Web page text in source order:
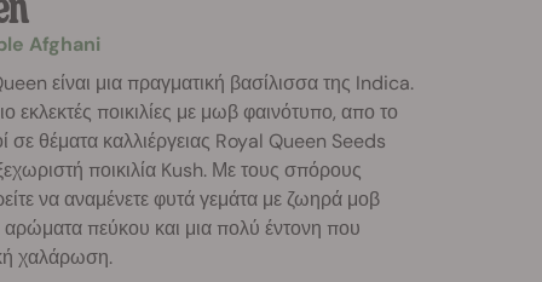
Afghani
είναι μια πραγματική βασίλισσα της Indica.
εκλεκτές ποικιλίες με μωβ φαινότυπο, απο το
σε θέματα καλλιέργειας Royal Queen Seeds
ποικιλία Kush. Με τους σπόρους
να αναμένετε φυτά γεμάτα με ζωηρά μοβ
αρώματα πεύκου και μια πολύ έντονη που
χαλάρωση.